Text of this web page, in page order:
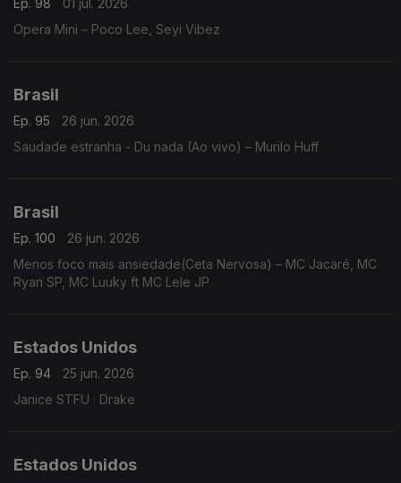
Ep. 98
01 jul. 2026
Opera Mini – Poco Lee, Seyi Vibez
Brasil
Ep. 95
26 jun. 2026
Saudade estranha - Du nada (Ao vivo) – Murilo Huff
Brasil
Ep. 100
26 jun. 2026
Menos foco mais ansiedade(Ceta Nervosa) – MC Jacaré, MC
Ryan SP, MC Luuky ft MC Lele JP
Estados Unidos
Ep. 94
25 jun. 2026
Janice STFU · Drake
Estados Unidos